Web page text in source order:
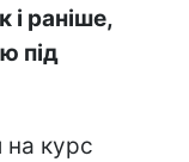
і раніше,
під
на курс